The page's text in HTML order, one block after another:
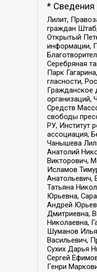
* Сведения
Лилит,
граждан
Открытый
информации,
Серебряная
Парк
гласности,
Гражданское
организаций,
Средств
свободы
РУ, Институт
ассоциация,
Чанышева
Анатолий
Викторович,
Исламов
Анатольевич,
Татьяна
Юрьевна,
Андрей
Дмитриевна,
Николаевна,
Шуманов
Васильевич,
Сухих Дарья
Сергей
Генри